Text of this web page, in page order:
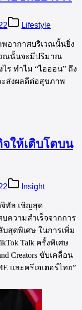
Lifestyle
อากาศบริเวณนั้นยิ่ง
วณนั้นจะมีปริมาณ
ร ทำไม “ไอออน” ถึง
ส่งผลดีต่อสุขภาพ
ให้เติบโตบน
Insight
จิทัล เชิญสุด
บความสำเร็จจากการ
บสุดพิเศษ ในการเพิ่ม
Talk ครั้งพิเศษ
Creators ขับเคลื่อน
และครีเอเตอร์ไทย”